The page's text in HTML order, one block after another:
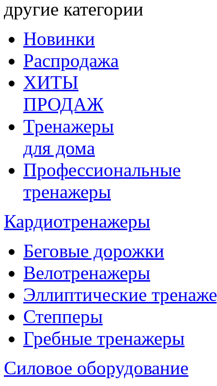
другие категории
Новинки
Распродажа
ХИТЫ
ПРОДАЖ
Тренажеры
для дома
Профессиональные
тренажеры
Кардиотренажеры
Беговые дорожки
Велотренажеры
Эллиптические
Степперы
Гребные тренажеры
Силовое оборудование